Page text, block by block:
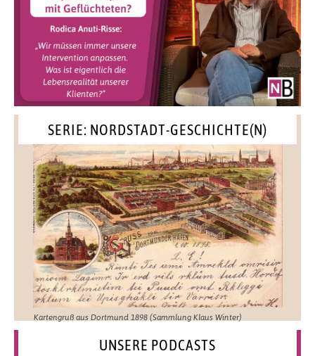
SERIE: NORDSTADT-GESCHICHTE(N)
Kartengruß aus Dortmund 1898 (Sammlung Klaus Winter)
UNSERE PODCASTS